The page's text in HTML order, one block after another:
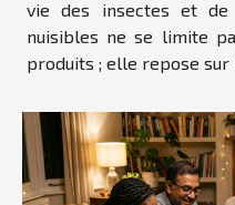
vie des insectes et
nuisibles ne se limite
produits ; elle repose sur